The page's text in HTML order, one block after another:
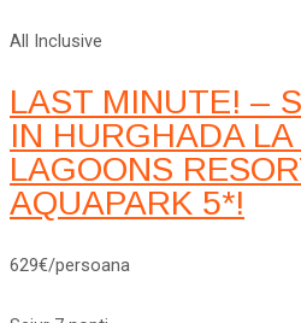
All Inclusive
LAST MINUTE! –
IN HURGHADA LA
LAGOONS
AQUAPARK 5*!
629€/persoana